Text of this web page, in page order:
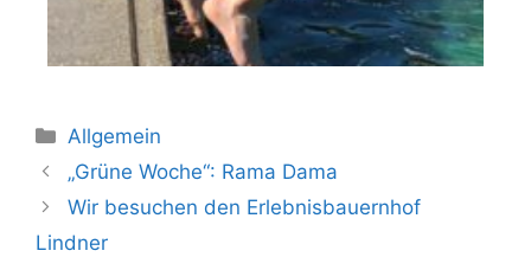
Allgemein
„Grüne Woche“: Rama Dama
Wir besuchen den Erlebnisbauernhof
Lindner